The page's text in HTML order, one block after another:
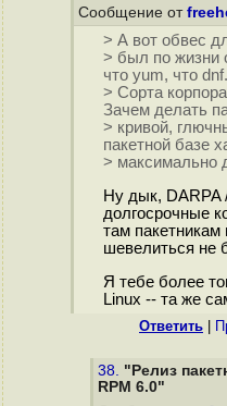
Сообщение от
> А вот обвес
> был по жизни
что yum, что dnf.
> Сорта
Зачем делать
> кривой,
пакетной базе
> максимально
Ну дык, DARPA
долгосрочные
там
шевелиться не
Я тебе более
Linux -- та же
Ответить
38. "Релиз
RPM 6.0"